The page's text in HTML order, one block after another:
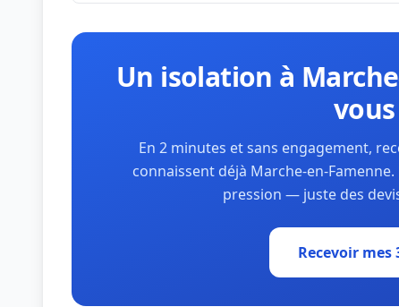
Un isolation à
En 2 minutes et sans engagement,
connaissent déjà Marche-en-
pression — juste des
Recevoir